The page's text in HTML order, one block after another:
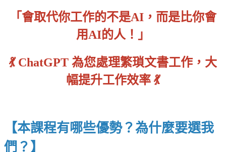
「會取代你工作的不是AI，而是比你會
用AI的人！」
💃 ChatGPT 為您處理繁瑣文書工作，大
幅提升工作效率 💃
【本課程有哪些優勢？為什麼要選我
們？】